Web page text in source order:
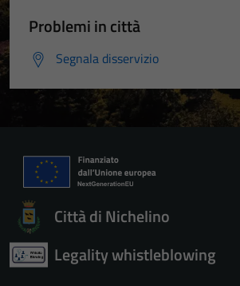
Problemi in città
Segnala disservizio
Città di Nichelino
Legality whistleblowing